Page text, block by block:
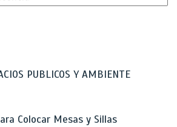
PUBLICOS Y AMBIENTE
Colocar Mesas y Sillas